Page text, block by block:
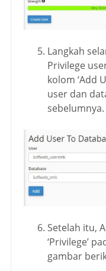
Langkah
Privilege
kolom ‘Add
user dan
sebelumnya.
Setelah itu,
‘Privilege’
gambar